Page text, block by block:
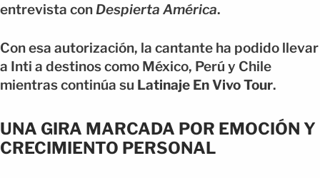
entrevista con Despierta América.
Con esa autorización, la cantante ha podido llevar
a Inti a destinos como México, Perú y Chile
mientras continúa su Latinaje En Vivo Tour.
UNA GIRA MARCADA POR EMOCIÓN Y
CRECIMIENTO PERSONAL